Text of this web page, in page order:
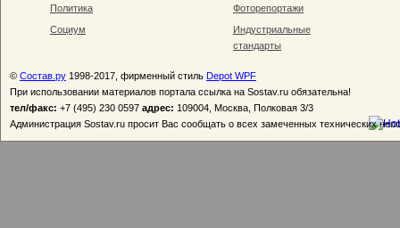
Политика
Социум
Фоторепортажи
Индустриальные
стандарты
© Состав.ру 1998-2017, фирменный стиль Depot WPF
При использовании материалов портала ссылка на Sostav.ru обязательна!
тел/факс: +7 (495) 230 0597 адрес: 109004, Москва, Полковая 3/3
Администрация Sostav.ru просит Вас сообщать о всех замеченных технических